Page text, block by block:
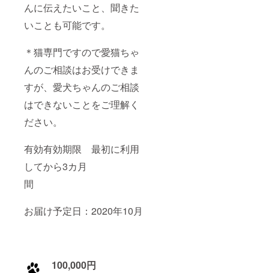
んに伝えたいこと、聞きた
いことも可能です。
＊猫専門ですので愛猫ちゃ
んのご相談はお受けできま
すが、愛犬ちゃんのご相談
はできないことをご理解く
ださい。
有効有効期限 最初に利用
してから3カ月
間
お届け予定日：2020年10月
100,000円